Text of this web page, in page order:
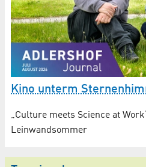
Kino unterm
„Culture meets Science at
Leinwandsommer